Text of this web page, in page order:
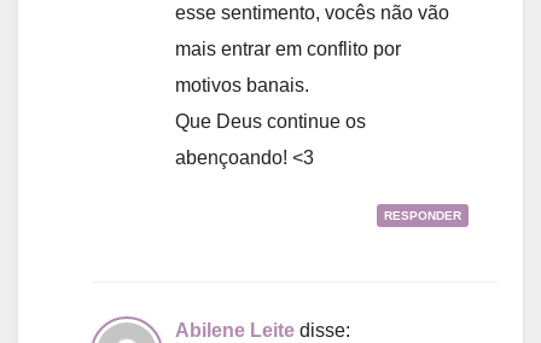
esse sentimento, vocês não vão
mais entrar em conflito por
motivos banais.
Que Deus continue os
abençoando! <3
RESPONDER
Abilene Leite disse: